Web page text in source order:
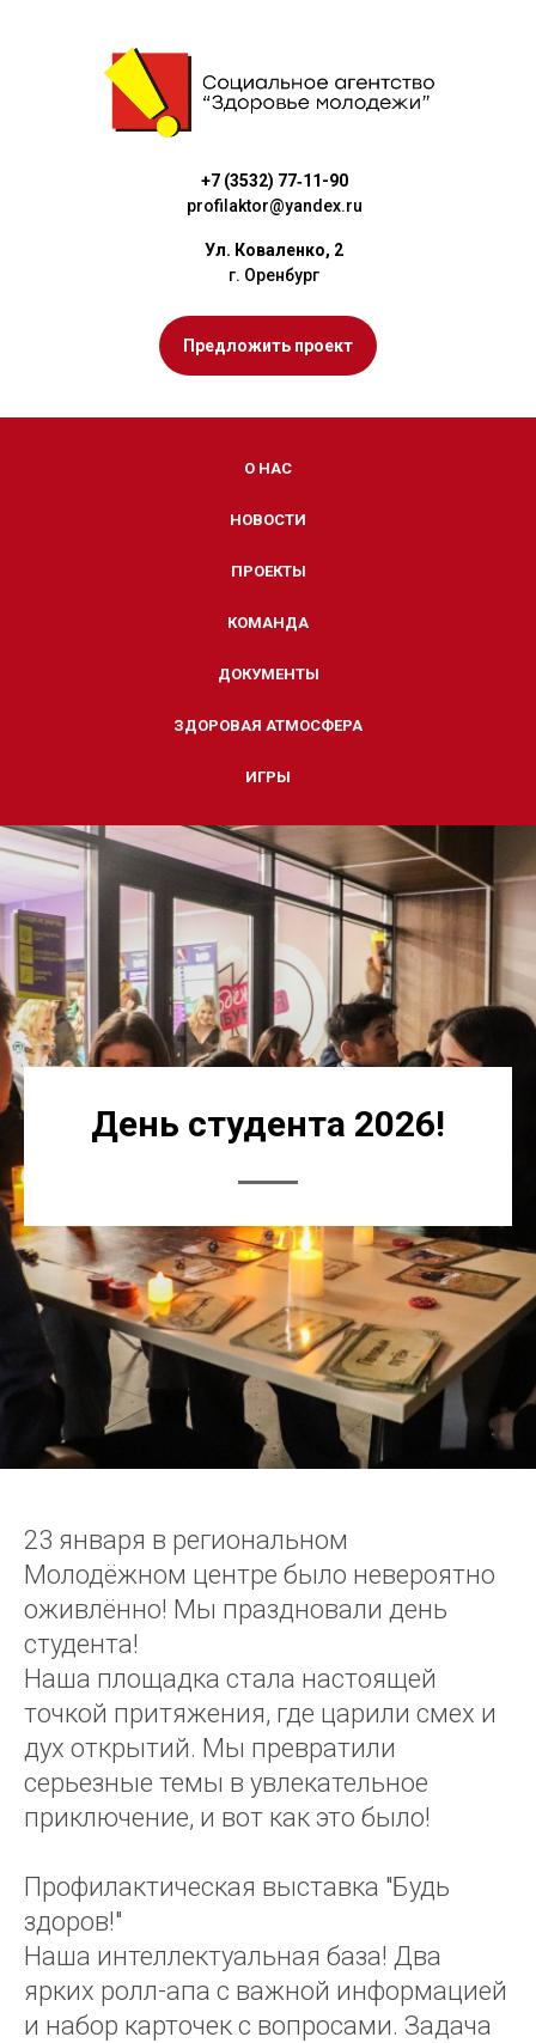
+7 (3532) 77‑11-90
profilaktor@yandex.ru
Ул. Коваленко, 2
г. Оренбург
Предложить проект
О НАС
НОВОСТИ
ПРОЕКТЫ
КОМАНДА
ДОКУМЕНТЫ
ЗДОРОВАЯ АТМОСФЕРА
ИГРЫ
День студента 2026!
23 января в региональном
Молодёжном центре было невероятно
оживлённо! Мы праздновали день
студента!
Наша площадка стала настоящей
точкой притяжения, где царили смех и
дух открытий. Мы превратили
серьезные темы в увлекательное
приключение, и вот как это было!
Профилактическая выставка "Будь
здоров!"
Наша интеллектуальная база! Два
ярких ролл-апа с важной информацией
и набор карточек с вопросами. Задача